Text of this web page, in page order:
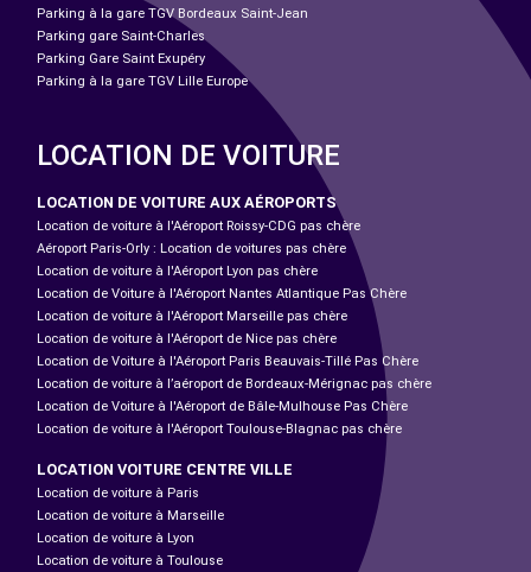
Parking à la gare TGV Bordeaux Saint-Jean
Parking gare Saint-Charles
Parking Gare Saint Exupéry
Parking à la gare TGV Lille Europe
LOCATION DE VOITURE
LOCATION DE VOITURE AUX AÉROPORTS
Location de voiture à l'Aéroport Roissy-CDG pas chère
Aéroport Paris-Orly : Location de voitures pas chère
Location de voiture à l'Aéroport Lyon pas chère
Location de Voiture à l'Aéroport Nantes Atlantique Pas Chère
Location de voiture à l'Aéroport Marseille pas chère
Location de voiture à l'Aéroport de Nice pas chère
Location de Voiture à l'Aéroport Paris Beauvais-Tillé Pas Chère
Location de voiture à l’aéroport de Bordeaux-Mérignac pas chère
Location de Voiture à l'Aéroport de Bâle-Mulhouse Pas Chère
Location de voiture à l'Aéroport Toulouse-Blagnac pas chère
LOCATION VOITURE CENTRE VILLE
Location de voiture à Paris
Location de voiture à Marseille
Location de voiture à Lyon
Location de voiture à Toulouse